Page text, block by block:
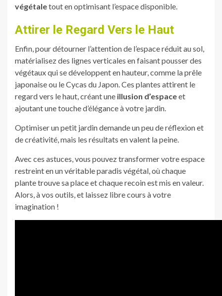
végétaletout en optimisant l’espace disponible.
Attirer le Regard Vers le Haut
Enfin, pour détourner l’attention de l’espace réduit au sol,
matérialisez des lignes verticales en faisant pousser des
végétaux qui se développent en hauteur, comme la prêle
japonaise ou le Cycas du Japon. Ces plantes attirent le
regard vers le haut, créant une illusion d’espaceet
ajoutant une touche d’élégance à votre jardin.
Optimiser un petit jardin demande un peu de réflexion et
de créativité, mais les résultats en valent la peine.
Avec ces astuces, vous pouvez transformer votre espace
restreint en un véritable paradis végétal, où chaque
plante trouve sa place et chaque recoin est mis en valeur.
Alors, à vos outils, et laissez libre cours à votre
imagination !